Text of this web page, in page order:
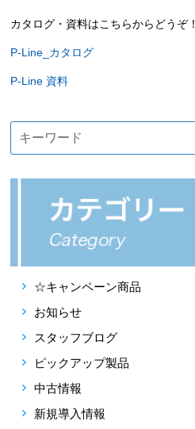
カタログ・資料はこちらからどうぞ！
P-Line_カタログ
P-Line 資料
☆キャンペーン商品
お知らせ
スタッフブログ
ピックアップ製品
中古情報
新規導入情報